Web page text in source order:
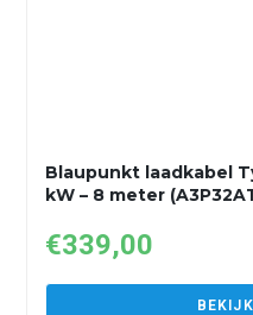
Blaupunkt laadkabel
kW – 8 meter
€339,00